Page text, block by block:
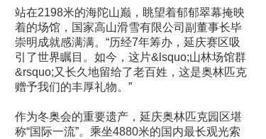
站在2198米的海陀山巅，眺望着郁郁翠幕掩映
着的场馆，国家高山滑雪有限公司副董事长毕
崇明成就感满满。“历经7年筹办，延庆赛区吸
引了世界瞩目。如今，这片&lsquo;山林场馆群
&rsquo;又长久地留给了老百姓，这是奥林匹克
赠予我们的丰厚礼物。”
作为冬奥会的重要遗产，延庆奥林匹克园区堪
称“国际一流”。乘坐4880米的国内最长观光索